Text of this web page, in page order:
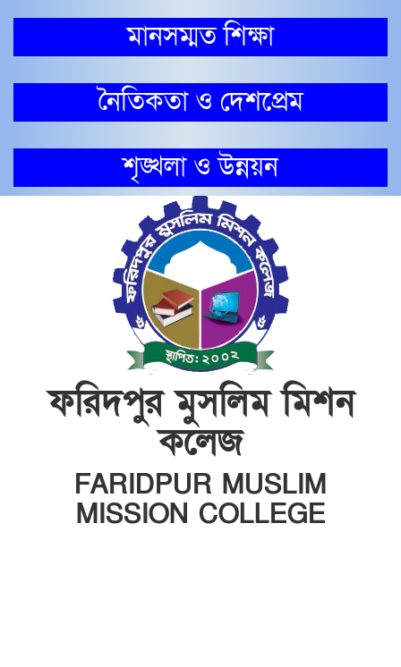
মানসম্মত শিক্ষা
নৈতিকতা ও দেশপ্রেম
শৃঙ্খলা ও উন্নয়ন
ফরিদপুর মুসলিম মিশন
কলেজ
FARIDPUR MUSLIM
MISSION COLLEGE